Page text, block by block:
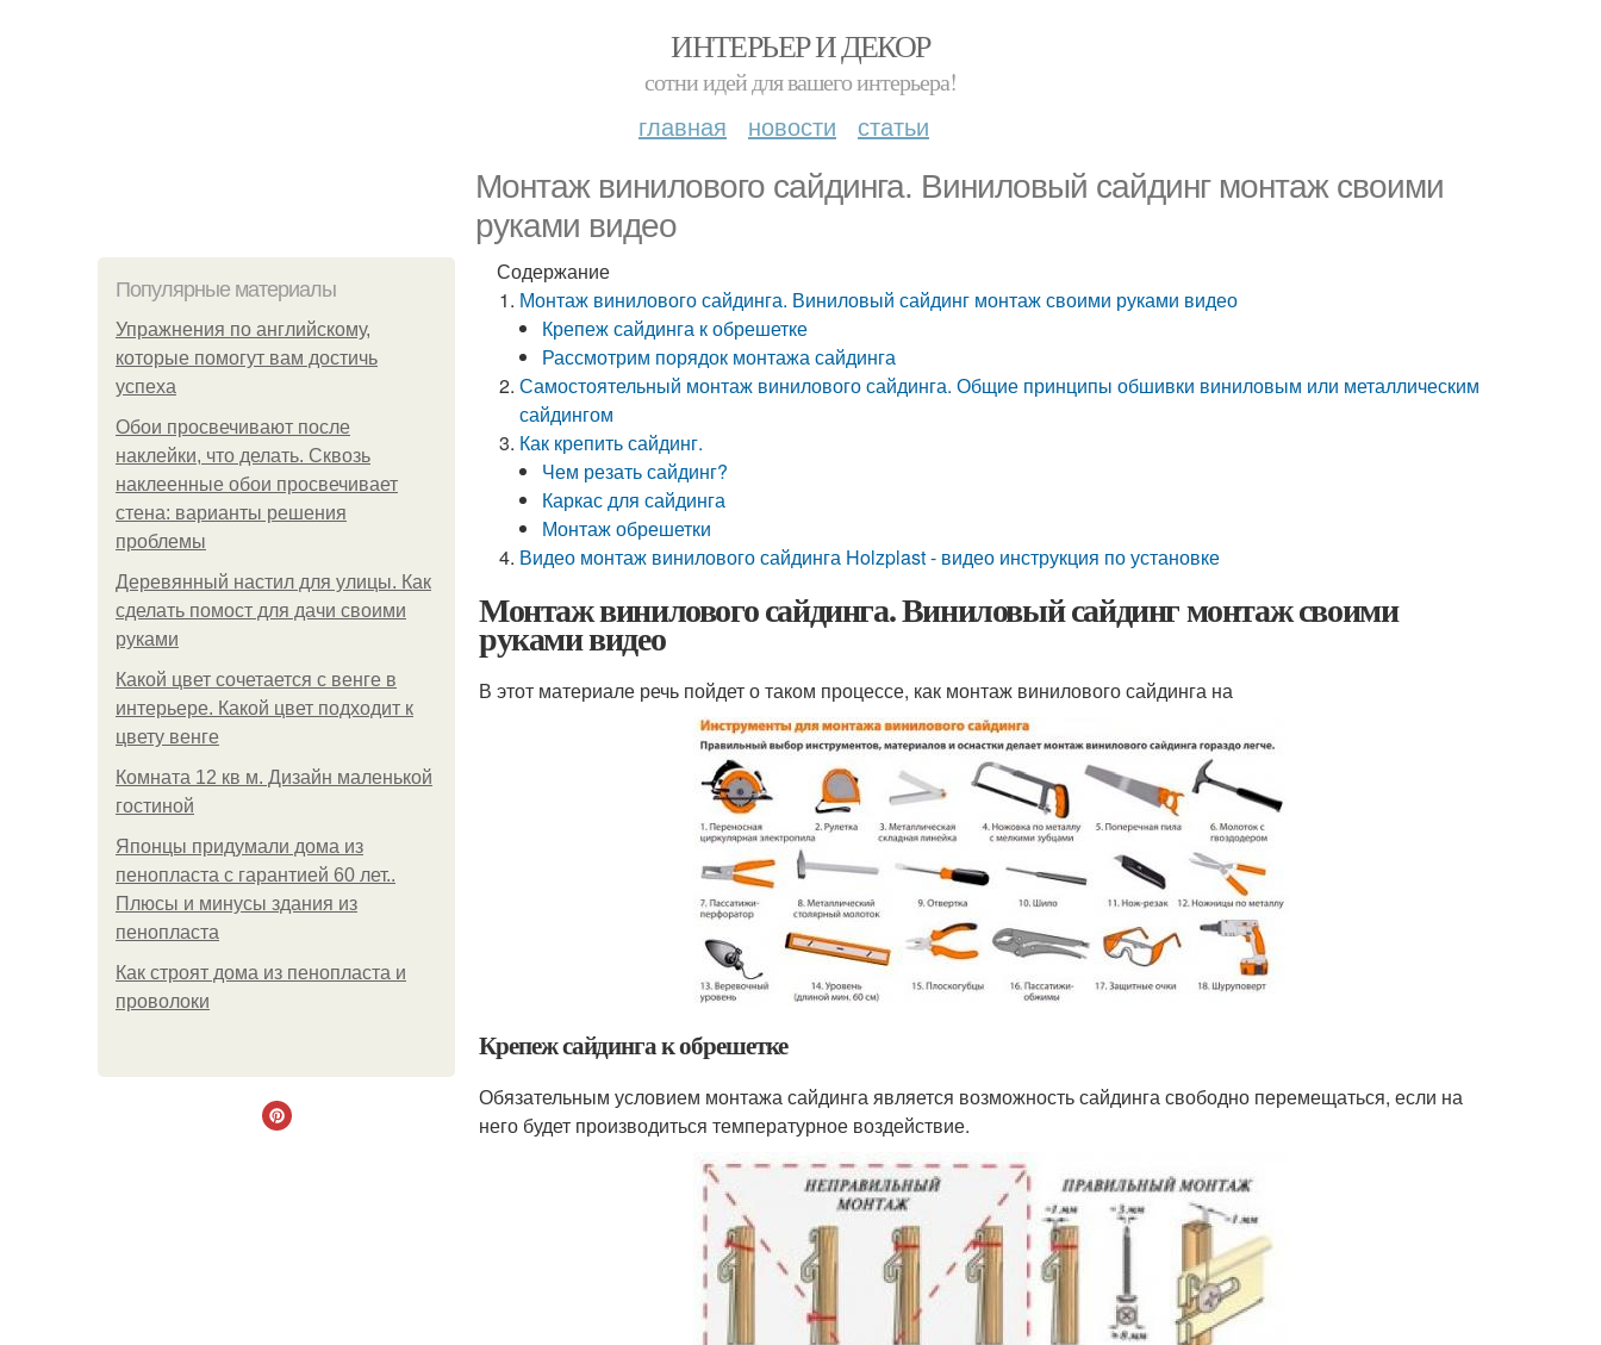
ИНТЕРЬЕР И ДЕКОР
сотни идей для вашего интерьера!
главная новости статьи
Монтаж винилового сайдинга. Виниловый сайдинг монтаж своими
руками видео
Популярные материалы
Упражнения по английскому,
которые помогут вам достичь
успеха
Обои просвечивают после
наклейки, что делать. Сквозь
наклеенные обои просвечивает
стена: варианты решения
проблемы
Деревянный настил для улицы. Как
сделать помост для дачи своими
руками
Какой цвет сочетается с венге в
интерьере. Какой цвет подходит к
цвету венге
Комната 12 кв м. Дизайн маленькой
гостиной
Японцы придумали дома из
пенопласта с гарантией 60 лет..
Плюсы и минусы здания из
пенопласта
Как строят дома из пенопласта и
проволоки
Содержание
Монтаж винилового сайдинга. Виниловый сайдинг монтаж своими руками видео
Крепеж сайдинга к обрешетке
Рассмотрим порядок монтажа сайдинга
Самостоятельный монтаж винилового сайдинга. Общие принципы обшивки виниловым или металлическим
сайдингом
Как крепить сайдинг.
Чем резать сайдинг?
Каркас для сайдинга
Монтаж обрешетки
Видео монтаж винилового сайдинга Holzplast - видео инструкция по установке
Монтаж винилового сайдинга. Виниловый сайдинг монтаж своими
руками видео
В этот материале речь пойдет о таком процессе, как монтаж винилового сайдинга на
Крепеж сайдинга к обрешетке
Обязательным условием монтажа сайдинга является возможность сайдинга свободно перемещаться, если на
него будет производиться температурное воздействие.